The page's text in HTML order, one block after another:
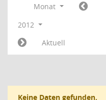
Monat
2012
Aktuell
Keine Daten gefunden.